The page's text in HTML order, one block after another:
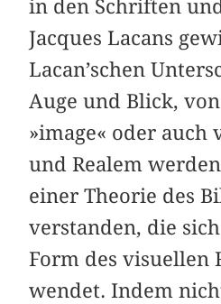
in den Schriften
Jacques Lacans
Lacan’schen
Auge und Blick,
»image« oder auch
und Realem
einer Theorie des
verstanden, die
Form des visuellen
wendet. Indem